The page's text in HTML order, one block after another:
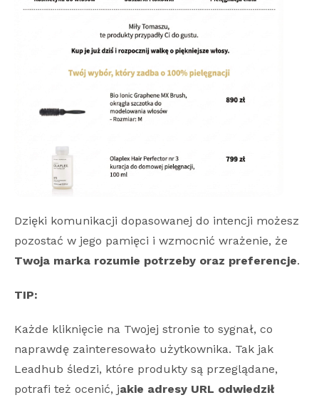
Dzięki komunikacji dopasowanej do intencji możesz
pozostać w jego pamięci i wzmocnić wrażenie, że
Twoja marka rozumie potrzeby oraz preferencje.
TIP:
Każde kliknięcie na Twojej stronie to sygnał, co
naprawdę zainteresowało użytkownika. Tak jak
Leadhub śledzi, które produkty są przeglądane,
potrafi też ocenić, jakie adresy URL odwiedził